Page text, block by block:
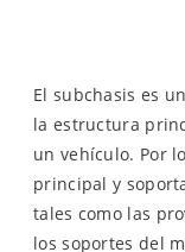
El subchasis es
la estructura
un vehículo. Por
principal y
tales como las
los soportes del